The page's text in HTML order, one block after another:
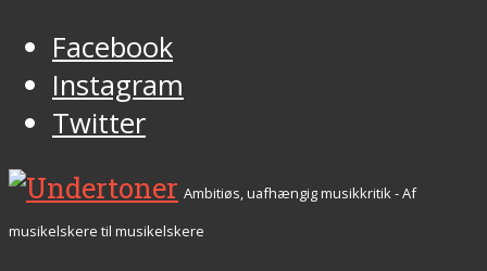
Facebook
Instagram
Twitter
Ambitiøs, uafhængig musikkritik - Af
musikelskere til musikelskere